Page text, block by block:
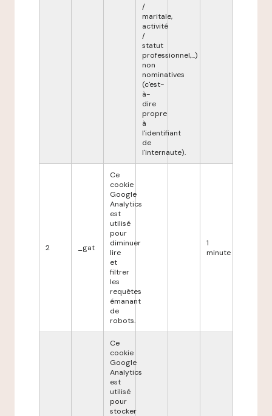
/
maritale,
activité
/
statut
professionnel,...)
non
nominatives
(c'est-
à-
dire
propre
à
l'identifiant
de
l'internaute).
2 _gat
Ce
cookie
Google
Analytics
est
utilisé
pour
diminuer
lire
et
filtrer
les
requêtes
émanant
de
robots.
1
minute
Ce
cookie
Google
Analytics
est
utilisé
pour
stocker